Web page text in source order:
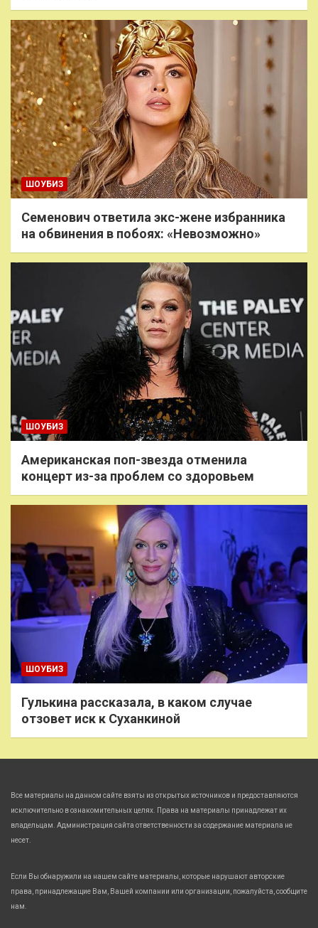
ШОУБИЗ
Семенович ответила экс-жене избранника
на обвинения в побоях: «Невозможно»
ШОУБИЗ
Американская поп-звезда отменила
концерт из-за проблем со здоровьем
ШОУБИЗ
Гулькина рассказала, в каком случае
отзовет иск к Суханкиной
Все материалы на данном сайте взяты из открытых источников и предоставляются
исключительно в ознакомительных целях. Права на материалы принадлежат их
владельцам. Администрация сайта ответственности за содержание материала не
несет.
Если Вы обнаружили на нашем сайте материалы, которые нарушают авторские
права, принадлежащие Вам, Вашей компании или организации, пожалуйста, сообщите
нам.